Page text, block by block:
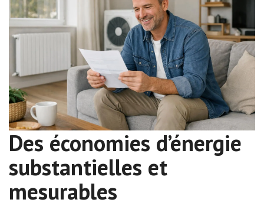
Des économies d’énergie
substantielles et
mesurables